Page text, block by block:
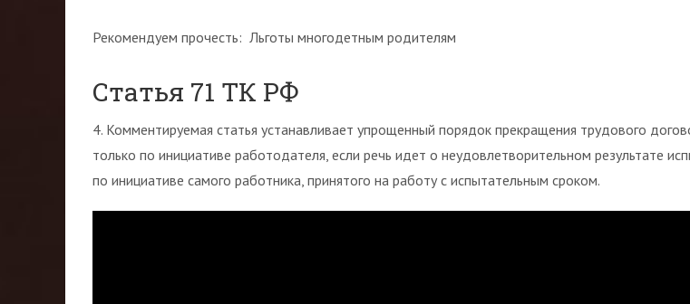
Рекомендуем прочесть: Льготы многодетным родителям
Статья 71 ТК РФ
4. Комментируемая статья устанавливает упрощенный порядок прекращения трудового
только по инициативе работодателя, если речь идет о неудовлетворительном результате
по инициативе самого работника, принятого на работу с испытательным сроком.